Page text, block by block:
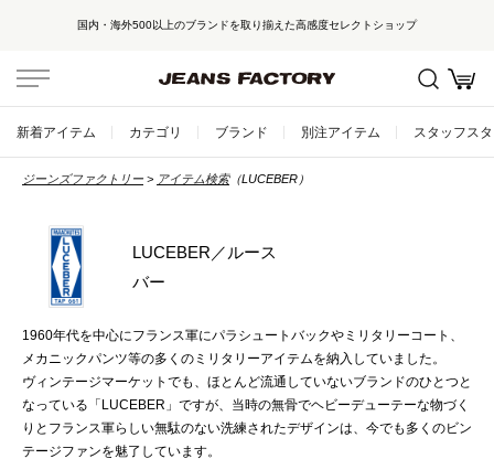
国内・海外500以上のブランドを取り揃えた高感度セレクトショップ
新着アイテム カテゴリ ブランド 別注アイテム スタッフス
ジーンズファクトリー アイテム検索（LUCEBER）
LUCEBER／ルース
バー
1960年代を中心にフランス軍にパラシュートバックやミリタリーコート、
メカニックパンツ等の多くのミリタリーアイテムを納入していました。
ヴィンテージマーケットでも、ほとんど流通していないブランドのひとつと
なっている「LUCEBER」ですが、当時の無骨でヘビーデューテーな物づく
りとフランス軍らしい無駄のない洗練されたデザインは、今でも多くのビン
テージファンを魅了しています。